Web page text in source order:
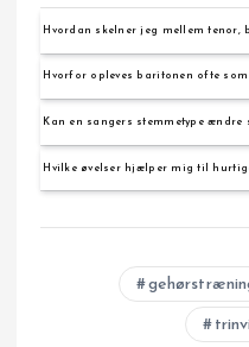
Hvordan skelner jeg mellem tenor,
i midten med mere fylde og varme, og
Hvorfor opleves baritonen ofte
indre konflikt eller garvet karaktér
Kan en sangers stemmetype
rækkevidde. Men komfort i en bestemt
Hvilke øvelser hjælper mig til